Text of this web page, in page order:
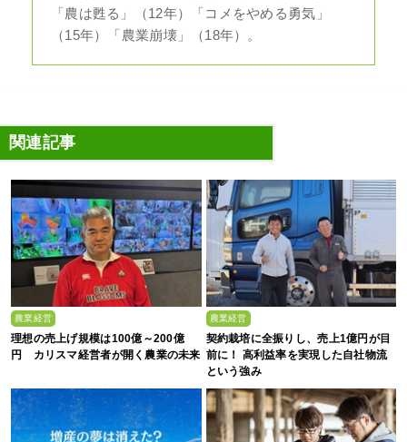
「農は甦る」（12年）「コメをやめる勇気」
（15年）「農業崩壊」（18年）。
関連記事
農業経営
理想の売上げ規模は100億～200億
円 カリスマ経営者が開く農業の未来
農業経営
契約栽培に全振りし、売上1億円が目
前に！ 高利益率を実現した自社物流
という強み